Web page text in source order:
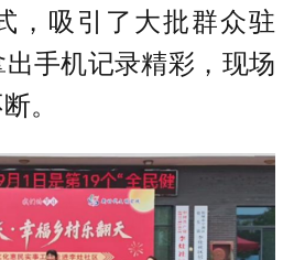
，吸引了大批群众驻
手机记录精彩，现场
。